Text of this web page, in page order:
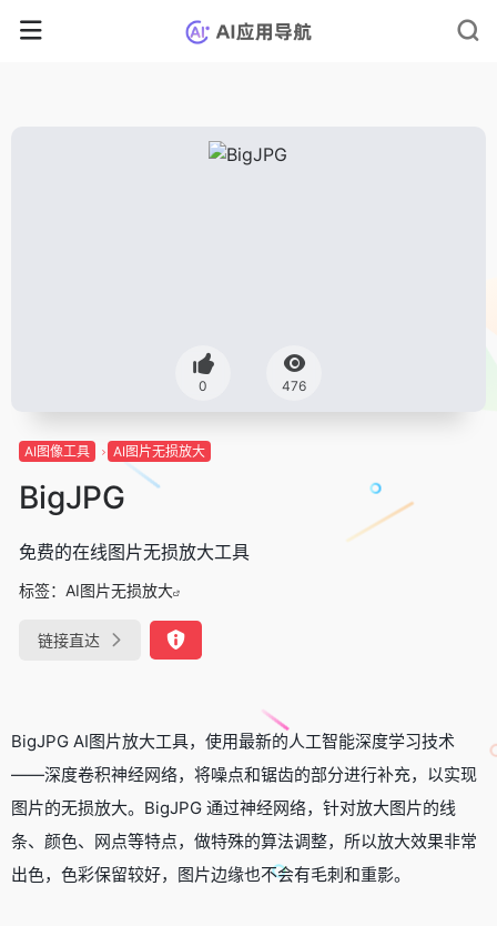
0 476
AI图像工具 AI图片无损放大
BigJPG
免费的在线图片无损放大工具
标签： AI图片无损放大
链接直达
BigJPG AI图片放大工具，使用最新的人工智能深度学习技术
——深度卷积神经网络，将噪点和锯齿的部分进行补充，以实现
图片的无损放大。BigJPG 通过神经网络，针对放大图片的线
条、颜色、网点等特点，做特殊的算法调整，所以放大效果非常
出色，色彩保留较好，图片边缘也不会有毛刺和重影。